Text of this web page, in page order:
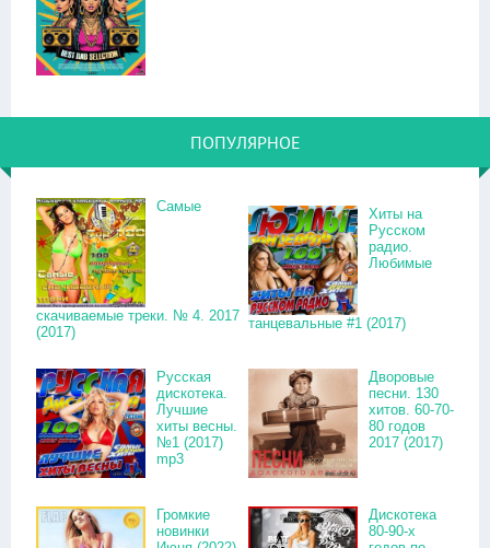
ПОПУЛЯРНОЕ
Самые
скачиваемые треки. № 4. 2017
(2017)
Хиты на
Русском
радио.
Любимые
танцевальные #1 (2017)
Русская
дискотека.
Лучшие
хиты весны.
№1 (2017)
mp3
Дворовые
песни. 130
хитов. 60-70-
80 годов
2017 (2017)
Громкие
новинки
Дискотека
80-90-х